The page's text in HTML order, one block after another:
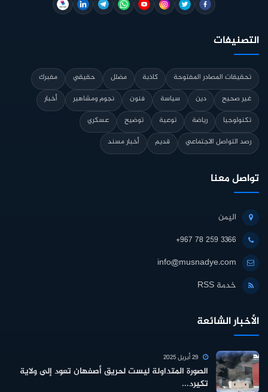
التصنيفات
تحقيقات المصادر المفتوحة كاذبة مضلل حقيقي
مفبرك
غير صحيح
دين سياسة فنون نجوم ومشاهير
أخبار
تكنولوجيا
رياضة توعية توضيح
عسكري
رصد التواصل الاجتماعي
قديم أخبار مسند
تواصل معنا
اليمن
+967 78 259 3366
info@musnadye.com
خدمة RSS
الأخبار الشائعة
الصورة المتداولة ليست لحريق أصفهان تعود إلى ولاية
تكيرد...